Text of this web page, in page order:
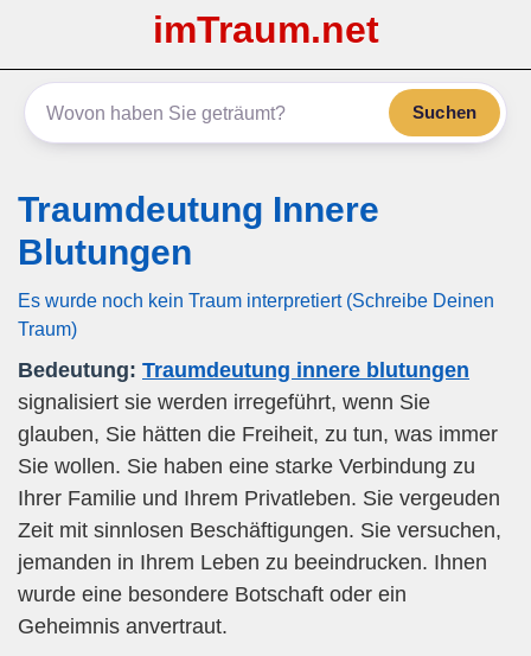
imTraum.net
Suchen
Traumdeutung Innere
Blutungen
Es wurde noch kein Traum interpretiert (Schreibe Deinen
Traum)
Bedeutung: Traumdeutung innere blutungen
signalisiert sie werden irregeführt, wenn Sie
glauben, Sie hätten die Freiheit, zu tun, was immer
Sie wollen. Sie haben eine starke Verbindung zu
Ihrer Familie und Ihrem Privatleben. Sie vergeuden
Zeit mit sinnlosen Beschäftigungen. Sie versuchen,
jemanden in Ihrem Leben zu beeindrucken. Ihnen
wurde eine besondere Botschaft oder ein
Geheimnis anvertraut.